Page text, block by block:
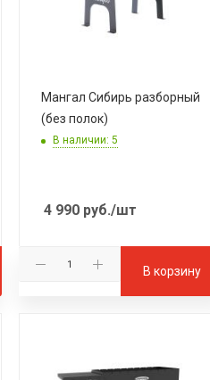
Мангал Сибирь разборный
(без полок)
В наличии: 5
4 990руб./шт
В корзину